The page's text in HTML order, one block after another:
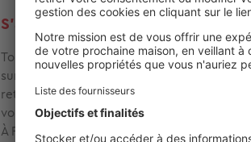
S’achemine-t-on vers une baisse
Tout en restant forte, la demande semble
sur Rennes, on commence à voir les
retarder parce qu’ils sont persuadés que
vont chuter. Ils ne veulent donc plus
À Rennes, vendeurs et acquéreurs